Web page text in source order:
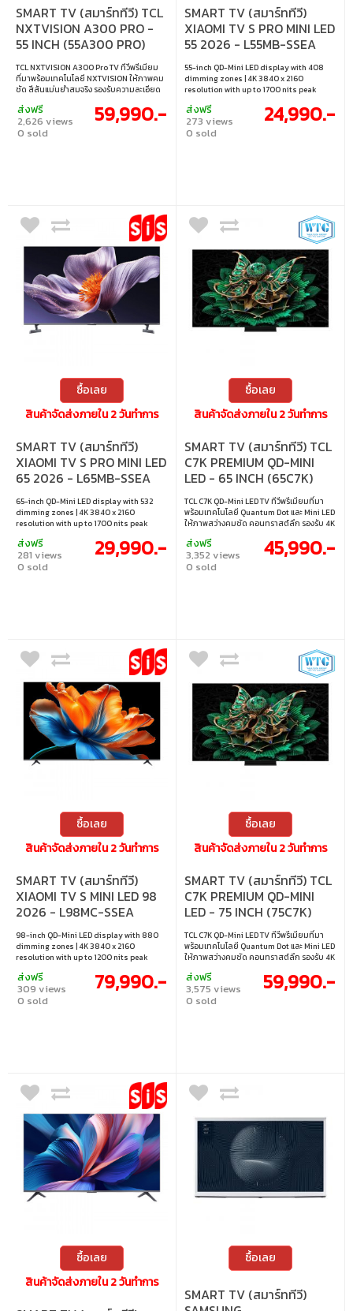
SMART TV (สมาร์ททีวี) TCL
NXTVISION A300 PRO -
55 INCH (55A300 PRO)
TCL NXTVISION A300 Pro TV ทีวีพรีเมียม
ที่มาพร้อมเทคโนโลยี NXTVISION ให้ภาพคม
ชัด สีสันแม่นยำสมจริง รองรับความละเอียด
อัจฉริยะอย่างมีสไตล์ • ขนาดจอ : 55 นิ้ว •
ประเภทจอ : VA • ความละเอียด : 3840×2160 •
รีเฟรชเรท : 120; VRR~144HZ; DLG 240Hz •
ส่งฟรี
2,626 views
0 sold
59,990.-
SMART TV (สมาร์ททีวี)
XIAOMI TV S PRO MINI LED
55 2026 - L55MB-SSEA
55-inch QD-Mini LED display with 408
dimming zones | 4K 3840 x 2160
resolution with up to 1700 nits peak
MEMC 4K 120Hz | Supports Dolby Vision,
Dolby Atmos, HDR10+, HLG and Filmmaker
| Google TV with 2 x 15W stereo speakers
ส่งฟรี
273 views
0 sold
24,990.-
ซื้อเลย
สินค้าจัดส่งภายใน 2 วันทำการ
SMART TV (สมาร์ททีวี)
XIAOMI TV S PRO MINI LED
65 2026 - L65MB-SSEA
65-inch QD-Mini LED display with 532
dimming zones | 4K 3840 x 2160
resolution with up to 1700 nits peak
MEMC 4K 120Hz | Supports Dolby Vision,
Dolby Atmos, HDR10+, HLG and Filmmaker
| Google TV with 2 x 15W stereo speakers
ส่งฟรี
281 views
0 sold
29,990.-
ซื้อเลย
สินค้าจัดส่งภายใน 2 วันทำการ
SMART TV (สมาร์ททีวี) TCL
C7K PREMIUM QD-MINI
LED - 65 INCH (65C7K)
TCL C7K QD-Mini LED TV ทีวีพรีเมียมที่มา
พร้อมเทคโนโลยี Quantum Dot และ Mini LED
ให้ภาพสว่างคมชัด คอนทราสต์ลึก รองรับ 4K
และเล่นเกมอย่างลื่นไหล • ขนาดจอ : 65 นิ้ว •
ประเภทจอ : VA • ความละเอียด : 3840×2160 •
รีเฟรชเรท : MEMC (120 Hz), VRR
ส่งฟรี
3,352 views
0 sold
45,990.-
ซื้อเลย
สินค้าจัดส่งภายใน 2 วันทำการ
SMART TV (สมาร์ททีวี)
XIAOMI TV S MINI LED 98
2026 - L98MC-SSEA
98-inch QD-Mini LED display with 880
dimming zones | 4K 3840 x 2160
resolution with up to 1200 nits peak
MEMC 4K 120Hz | Supports Dolby Vision,
Dolby Atmos, HDR10+, HLG and Filmmaker
| Google TV with 2 x 15W stereo speakers
ส่งฟรี
309 views
0 sold
79,990.-
ซื้อเลย
สินค้าจัดส่งภายใน 2 วันทำการ
SMART TV (สมาร์ททีวี) TCL
C7K PREMIUM QD-MINI
LED - 75 INCH (75C7K)
TCL C7K QD-Mini LED TV ทีวีพรีเมียมที่มา
พร้อมเทคโนโลยี Quantum Dot และ Mini LED
ให้ภาพสว่างคมชัด คอนทราสต์ลึก รองรับ 4K
และเล่นเกมอย่างลื่นไหล • ขนาดจอ : 75 นิ้ว •
ประเภทจอ : VA • ความละเอียด : 3840×2160 •
รีเฟรชเรท : MEMC (120 Hz), VRR
ส่งฟรี
3,575 views
0 sold
59,990.-
ซื้อเลย
สินค้าจัดส่งภายใน 2 วันทำการ
ซื้อเลย
SMART TV (สมาร์ททีวี)